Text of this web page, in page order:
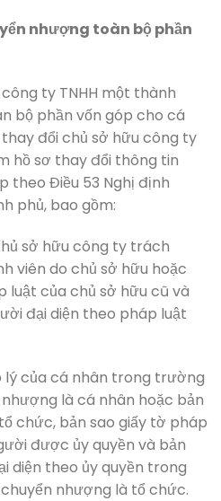
nhượng toàn bộ phần
ty TNHH một thành
bộ phần vốn góp cho cá
đổi chủ sở hữu công ty
hồ sơ thay đổi thông tin
theo Điều 53 Nghị định
phủ, bao gồm:
sở hữu công ty trách
viên do chủ sở hữu hoặc
luật của chủ sở hữu cũ và
đại diện theo pháp luật
lý của cá nhân trong trường
là cá nhân hoặc bản
chức, bản sao giấy tờ pháp
được ủy quyền và bản
diện theo ủy quyền trong
nhượng là tổ chức.